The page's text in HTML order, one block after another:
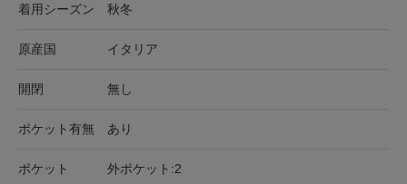
着用シーズン 秋冬
原産国 イタリア
開閉 無し
ポケット有無 あり
ポケット 外ポケット:2